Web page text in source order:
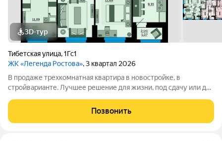
3D-тур
Тибетская улица,1Гс1
ЖК «Легенда Ростова», 3 квартал 2026
В продаже трехкомнатная квартира в новостройке, в
стройварианте. Лучшее решение для жизни, под сдачу или для
максимальной функциональности, чтобы обеспечить уют
будущих жильцов. Большой коридор
Позвонить